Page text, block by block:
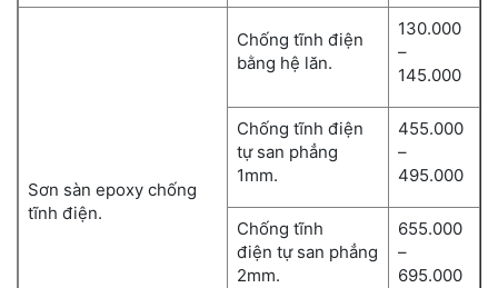
Sơn sàn epoxy chống
tĩnh điện.
Chống tĩnh điện
bằng hệ lăn.
130.000
–
145.000
Chống tĩnh điện
tự san phẳng
1mm.
455.000
–
495.000
Chống tĩnh
điện tự san phẳng
2mm.
655.000
–
695.000